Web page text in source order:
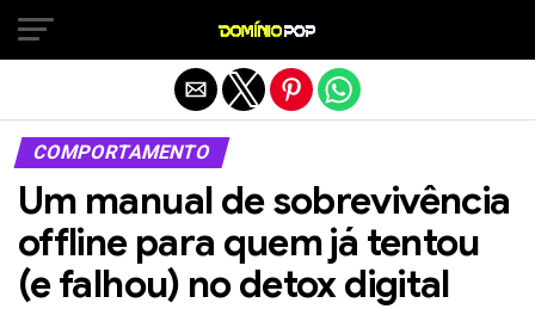
COMPORTAMENTO
Um manual de sobrevivência
offline para quem já tentou
(e falhou) no detox digital
Sair da versão mobile